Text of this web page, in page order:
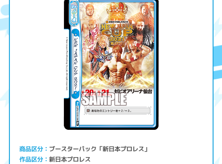
商品区分 ブースターパック「新日本プロレス」
作品区分 新日本プロレス